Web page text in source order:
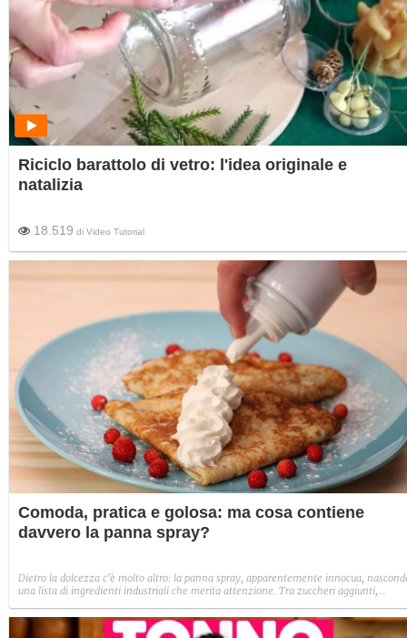
Riciclo barattolo di vetro: l'idea originale e
natalizia
18.519 di Video Tutorial
Comoda, pratica e golosa: ma cosa contiene
davvero la panna spray?
Dietro la dolcezza c'è molto altro: la panna spray, apparentemente innocua,
una lista di ingredienti industriali che merita attenzione. Tra zuccheri aggiunti,
soffice che esce dalla bomboletta.